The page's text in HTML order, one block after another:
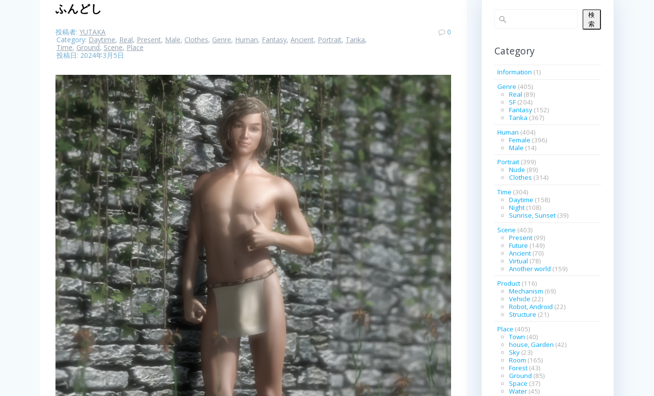
ふんどし
投稿者:YUTAKA
Category: Daytime, Real, Present, Male, Clothes, Genre, Human, Fantasy, Ancient, Portrait, Tanka,
Time, Ground, Scene, Place
投稿日: 2024年3月5日
0
検
索
Category
Information (1)
Genre (405)
Real (89)
SF(204)
Fantasy (152)
Tanka (367)
Human (404)
Female (396)
Male (14)
Portrait (399)
Nude (89)
Clothes (314)
Time (304)
Daytime (158)
Night (108)
Sunrise, Sunset (39)
Scene (403)
Present (99)
Future (149)
Ancient (70)
Virtual (78)
Another world (159)
Product (116)
Mechanism (69)
Vehicle (22)
Robot, Android (22)
Structure (21)
Place (405)
Town (40)
house, Garden (42)
Sky (23)
Room (165)
Forest (43)
Ground (85)
Space (37)
Water (45)